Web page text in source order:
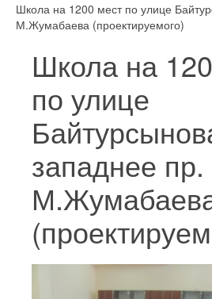
Школа на 1200 мест по улице
М.Жумабаева (проектируемого)
Школа на
по улице
западнее пр.